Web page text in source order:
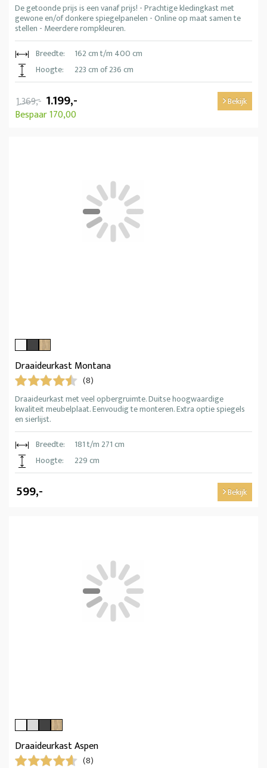
De getoonde prijs is een vanaf prijs! - Prachtige kledingkast met
gewone en/of donkere spiegelpanelen - Online op maat samen te
stellen - Meerdere rompkleuren.
Breedte:
162 cm t/m 400 cm
Hoogte:
223 cm of 236 cm
1.369,- 1.199,-
Bespaar 170,00
Bekijk
Draaideurkast Montana
(8)
Draaideurkast met veel opbergruimte. Duitse hoogwaardige
kwaliteit meubelplaat. Eenvoudig te monteren. Extra optie spiegels
en sierlijst.
Breedte:
181 t/m 271 cm
Hoogte:
229 cm
599,- Bekijk
Draaideurkast Aspen
(8)